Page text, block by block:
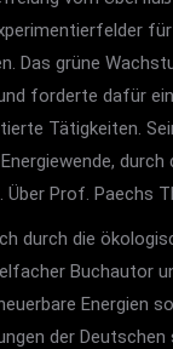
Das grüne
forderte dafür
Tätigkeiten.
durch
Prof. Paechs
durch die
Buchautor
Energien
der